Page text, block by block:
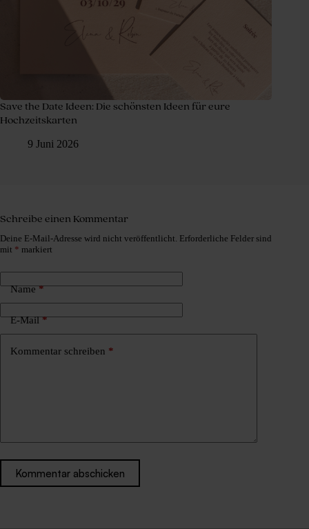
Save the Date Ideen: Die schönsten Ideen für eure
Hochzeitskarten
9 Juni 2026
Schreibe einen Kommentar
Deine E-Mail-Adresse wird nicht veröffentlicht. Erforderliche Felder sind
mit * markiert
Name*
E-Mail*
Kommentar schreiben *
Kommentar abschicken